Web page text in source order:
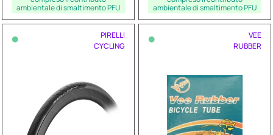
ambientale di smaltimento PFU
ambientale di smaltimento PFU
•
PIRELLI
CYCLING
•
VEE
RUBBER